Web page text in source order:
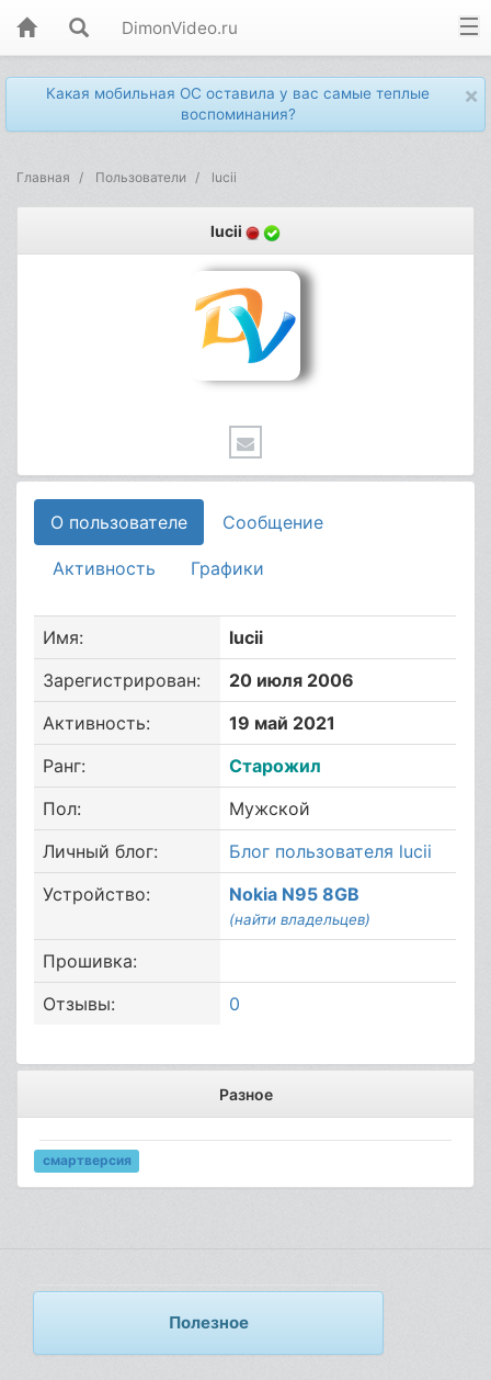
DimonVideo.ru
×
Какая мобильная ОС оставила у вас самые теплые
воспоминания?
Главная Пользователи lucii
lucii
О пользователе Сообщение
Активность Графики
Имя:
lucii
Зарегистрирован:
20 июля 2006
Активность:
19 май 2021
Ранг:
Старожил
Пол:
Мужской
Личный блог:
Блог пользователя lucii
Устройство:
Nokia N95 8GB
(найти владельцев)
Прошивка:
Отзывы:
0
Разное
смартверсия
Полезное